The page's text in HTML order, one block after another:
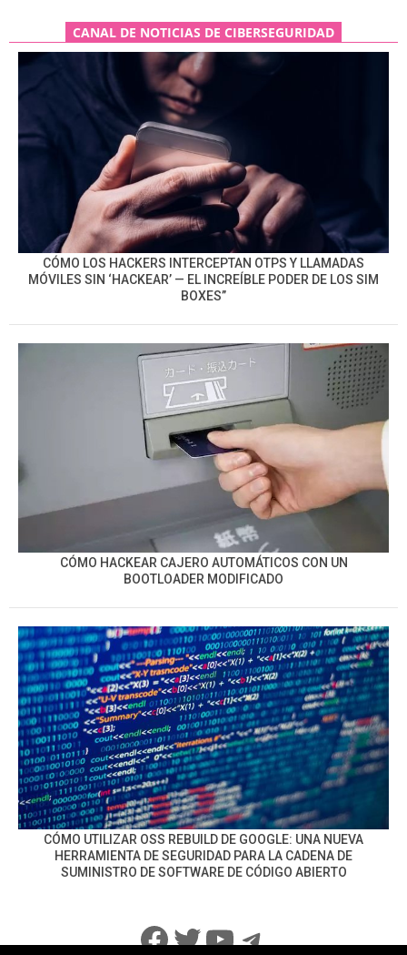
CANAL DE NOTICIAS DE CIBERSEGURIDAD
CÓMO LOS HACKERS INTERCEPTAN OTPS Y LLAMADAS
MÓVILES SIN ‘HACKEAR’ — EL INCREÍBLE PODER DE LOS SIM
BOXES”
CÓMO HACKEAR CAJERO AUTOMÁTICOS CON UN
BOOTLOADER MODIFICADO
CÓMO UTILIZAR OSS REBUILD DE GOOGLE: UNA NUEVA
HERRAMIENTA DE SEGURIDAD PARA LA CADENA DE
SUMINISTRO DE SOFTWARE DE CÓDIGO ABIERTO
Facebook
Twitter
YouTube
Telegram